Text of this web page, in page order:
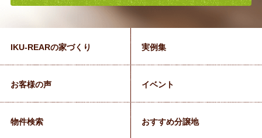
IKU-REARの家づくり 実例集
お客様の声 イベント
物件検索 おすすめ分譲地